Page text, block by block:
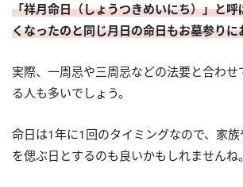
「祥月命日（しょうつきめいにち）」と呼
くなったのと同じ月日の命日もお墓参りに
実際、一周忌や三周忌などの法要と合わ
る人も多いでしょう。
命日は1年に1回のタイミングなので、家
を偲ぶ日とするのも良いかもしれませんね。